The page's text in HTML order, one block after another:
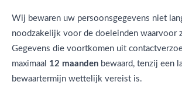
Wij bewaren uw persoonsgegevens niet
noodzakelijk voor de doeleinden waarvoor
Gegevens die voortkomen uit
maximaal 12 maanden bewaard, tenzij een
bewaartermijn wettelijk vereist is.